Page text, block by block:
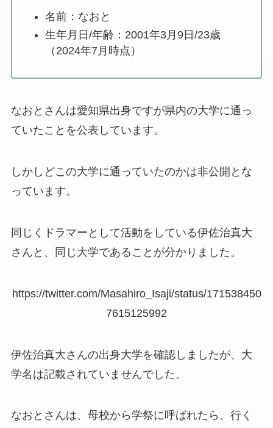
名前：なおと
生年月日/年齢：2001年3月9日/23歳
（2024年7月時点）
なおとさんは愛知県出身ですが県内の大学に通っ
ていたことを公表しています。
しかしどこの大学に通っていたのかは非公開とな
っています。
同じくドラマーとして活動をしている伊佐治真大
さんと、同じ大学であることが分かりました。
https://twitter.com/Masahiro_Isaji/status/171538450
7615125992
伊佐治真大さんの出身大学を確認しましたが、大
学名は記載されていませんでした。
なおとさんは、母校から学祭に呼ばれたら、行く